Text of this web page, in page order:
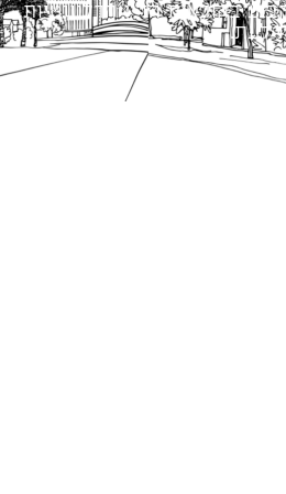
בהוראות הדין הרלוונטיות
לעת.